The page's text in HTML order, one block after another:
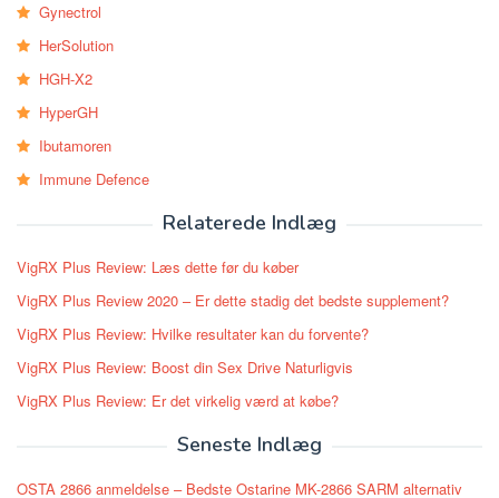
Gynectrol
HerSolution
HGH-X2
HyperGH
Ibutamoren
Immune Defence
Relaterede Indlæg
VigRX Plus Review: Læs dette før du køber
VigRX Plus Review 2020 – Er dette stadig det bedste supplement?
VigRX Plus Review: Hvilke resultater kan du forvente?
VigRX Plus Review: Boost din Sex Drive Naturligvis
VigRX Plus Review: Er det virkelig værd at købe?
Seneste Indlæg
OSTA 2866 anmeldelse – Bedste Ostarine MK-2866 SARM alternativ